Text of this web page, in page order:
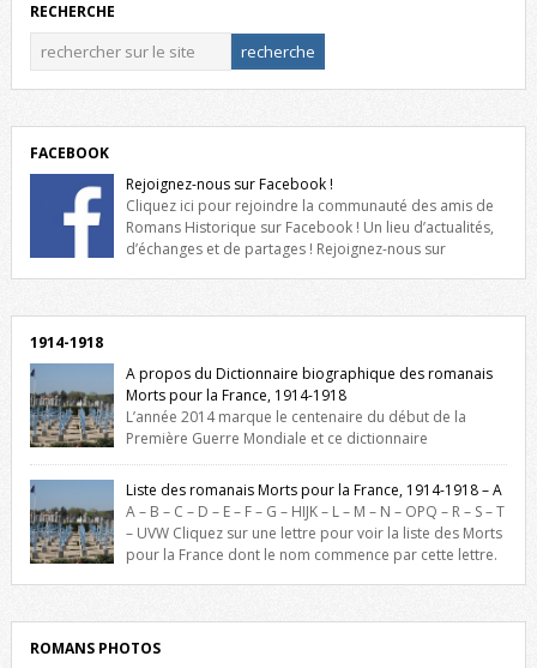
RECHERCHE
FACEBOOK
Rejoignez-nous sur Facebook !
Cliquez ici pour rejoindre la communauté des amis de
Romans Historique sur Facebook ! Un lieu d’actualités,
d’échanges et de partages ! Rejoignez-nous sur
1914-1918
A propos du Dictionnaire biographique des romanais
Morts pour la France, 1914-1918
L’année 2014 marque le centenaire du début de la
Première Guerre Mondiale et ce dictionnaire
biographique veut rendre hommage aux romanais Morts pour la
France durant ce conflit. La base de cette recherche historique est
constituée des noms gravés sur les plaques commémoratives de
l’Hôtel de Ville, du lycée du Dauphiné et du lycée Triboulet, […]
Liste des romanais Morts pour la France, 1914-1918 – A
A – B – C – D – E – F – G – HIJK – L – M – N – OPQ – R – S – T
– UVW Cliquez sur une lettre pour voir la liste des Morts
pour la France dont le nom commence par cette lettre.
ROMANS PHOTOS